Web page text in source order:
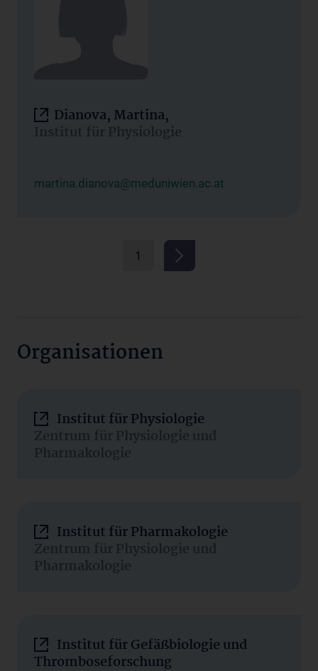
Dianova, Martina,
Institut für Physiologie
martina.dianova@meduniwien.ac.at
1
Organisationen
Institut für Physiologie
Zentrum für Physiologie und
Pharmakologie
Institut für Pharmakologie
Zentrum für Physiologie und
Pharmakologie
Institut für Gefäßbiologie und
Thromboseforschung